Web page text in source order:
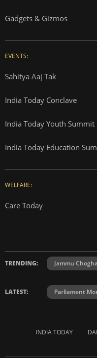
Gadgets & Gizmos
EVENTS:
Sahitya Aaj Tak
India Today Conclave
India Today Youth Summit
India Today Education
WELFARE:
Care Today
TRENDING: Jammu
LATEST: Parliament
INDIA TODAY